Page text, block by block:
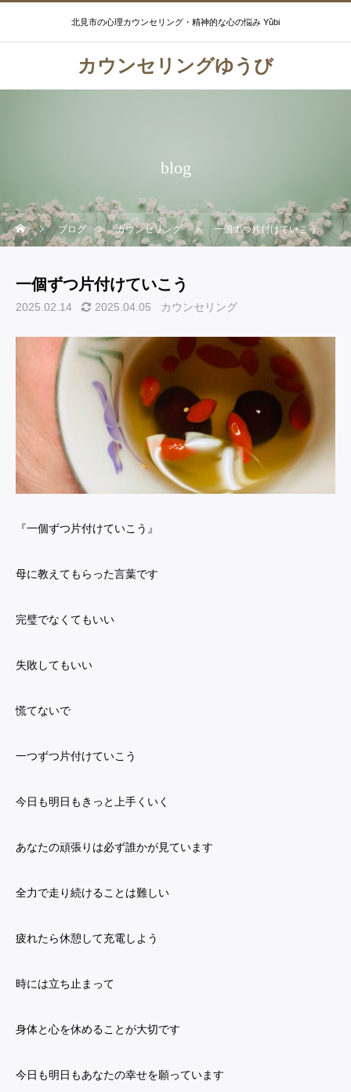
北見市の心理カウンセリング・精神的な心の悩み Yûbi
カウンセリングゆうび
blog
ブログ カウンセリング 一個ずつ片付けていこう
一個ずつ片付けていこう
2025.02.14 2025.04.05 カウンセリング
『一個ずつ片付けていこう』
母に教えてもらった言葉です
完璧でなくてもいい
失敗してもいい
慌てないで
一つずつ片付けていこう
今日も明日もきっと上手くいく
あなたの頑張りは必ず誰かが見ています
全力で走り続けることは難しい
疲れたら休憩して充電しよう
時には立ち止まって
身体と心を休めることが大切です
今日も明日もあなたの幸せを願っています